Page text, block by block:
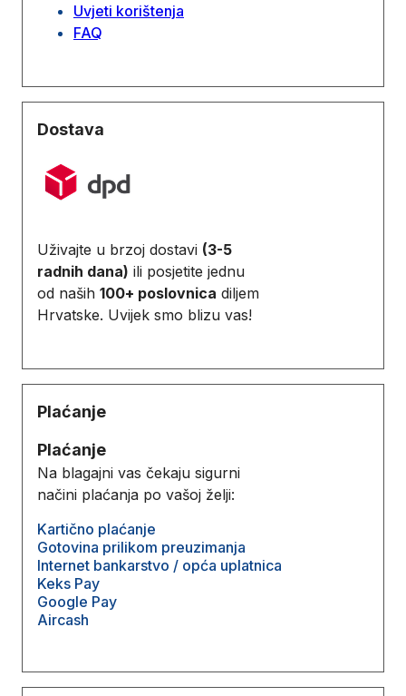
Uvjeti korištenja
FAQ
Dostava
Uživajte u brzoj dostavi (3-5
radnih dana) ili posjetite jednu
od naših 100+ poslovnica diljem
Hrvatske. Uvijek smo blizu vas!
Plaćanje
Plaćanje
Na blagajni vas čekaju sigurni
načini plaćanja po vašoj želji:
Kartično plaćanje
Gotovina prilikom preuzimanja
Internet bankarstvo / opća uplatnica
Keks Pay
Google Pay
Aircash